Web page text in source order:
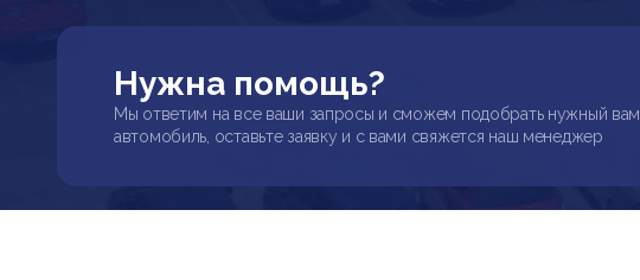
Нужна помощь?
Мы ответим на все ваши запросы и сможем подобрать нужный вам
автомобиль, оставьте заявку и с вами свяжется наш менеджер